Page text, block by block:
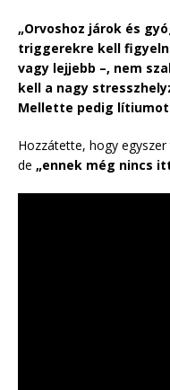
„Orvoshoz járok és
triggerekre kell
vagy lejjebb –, nem
kell a nagy
Mellette pedig lítiumot
Hozzátette, hogy
de „ennek még nincs